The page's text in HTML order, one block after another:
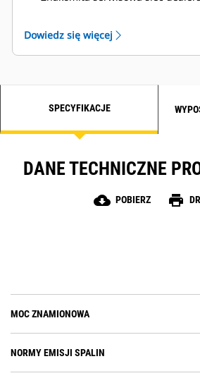
Dowiedz się więcej
SPECYFIKACJE
DANE TECHNICZNE
cloud_download POBIERZ print
MOC ZNAMIONOWA
NORMY EMISJI SPALIN